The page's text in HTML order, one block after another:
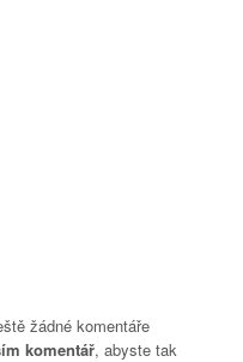
žádné komentáře
komentář, abyste tak